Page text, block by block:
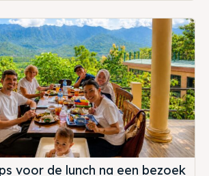
voor de lunch na een bezoek